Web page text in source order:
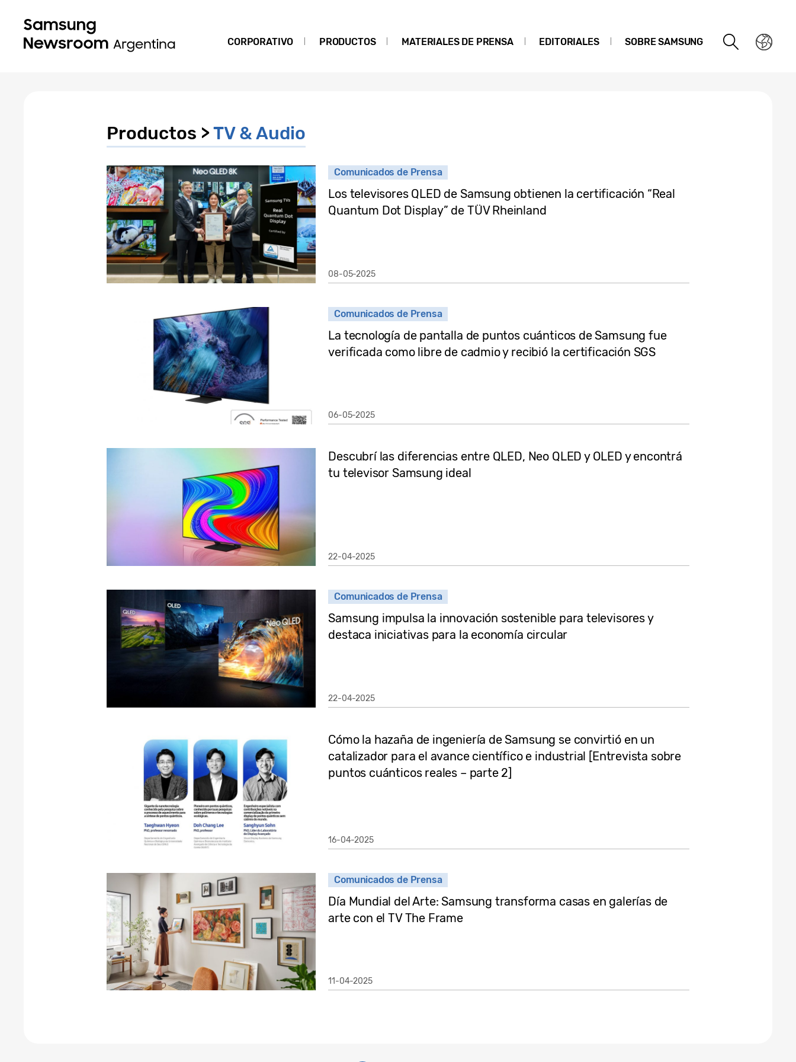
CORPORATIVO PRODUCTOS MATERIALES DE PRENSA EDITORIALES SOBRE SAMSUNG
Productos >TV & Audio
Comunicados de Prensa
Los televisores QLED de Samsung obtienen la certificación “Real
Quantum Dot Display” de TÜV Rheinland
08-05-2025
Comunicados de Prensa
La tecnología de pantalla de puntos cuánticos de Samsung fue
verificada como libre de cadmio y recibió la certificación SGS
06-05-2025
Descubrí las diferencias entre QLED, Neo QLED y OLED y encontrá
tu televisor Samsung ideal
22-04-2025
Comunicados de Prensa
Samsung impulsa la innovación sostenible para televisores y
destaca iniciativas para la economía circular
22-04-2025
Cómo la hazaña de ingeniería de Samsung se convirtió en un
catalizador para el avance científico e industrial [Entrevista sobre
puntos cuánticos reales – parte 2]
16-04-2025
Comunicados de Prensa
Día Mundial del Arte: Samsung transforma casas en galerías de
arte con el TV The Frame
11-04-2025